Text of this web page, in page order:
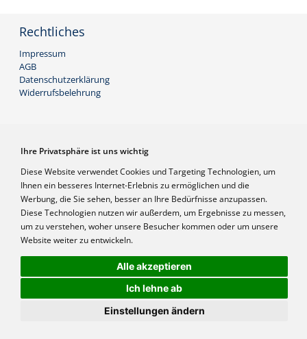
Ihre Privatsphäre ist uns wichtig
Diese Website verwendet Cookies und Targeting Technologien, um
Ihnen ein besseres Internet-Erlebnis zu ermöglichen und die
Werbung, die Sie sehen, besser an Ihre Bedürfnisse anzupassen.
Diese Technologien nutzen wir außerdem, um Ergebnisse zu messen,
um zu verstehen, woher unsere Besucher kommen oder um unsere
Website weiter zu entwickeln.
Alle akzeptieren
Ich lehne ab
Einstellungen ändern
Rechtliches
Impressum
AGB
Datenschutzerklärung
Widerrufsbelehrung
Frage stellen
Login
Referenzen
Preise inkl. MwSt